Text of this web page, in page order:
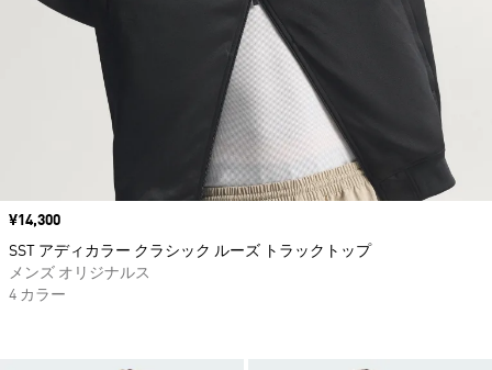
価格
¥14,300
SST アディカラー クラシック ルーズ トラックトップ
メンズ オリジナルス
4 カラー